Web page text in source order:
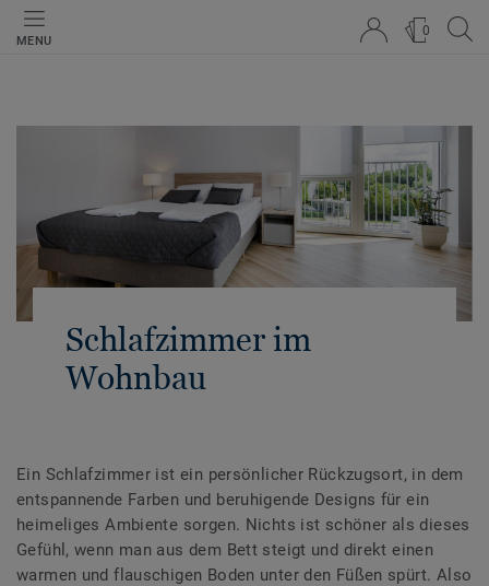
MENU
0
Schlafzimmer im
Wohnbau
Ein Schlafzimmer ist ein persönlicher Rückzugsort, in dem
entspannende Farben und beruhigende Designs für ein
heimeliges Ambiente sorgen. Nichts ist schöner als dieses
Gefühl, wenn man aus dem Bett steigt und direkt einen
warmen und flauschigen Boden unter den Füßen spürt. Also